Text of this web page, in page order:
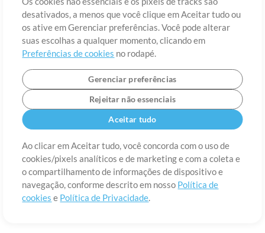
desativados, a menos que você clique em Aceitar tudo ou
os ative em Gerenciar preferências. Você pode alterar
suas escolhas a qualquer momento, clicando em
Preferências de cookies no rodapé.
Gerenciar preferências
Rejeitar não essenciais
Aceitar tudo
Ao clicar em Aceitar tudo, você concorda com o uso de
cookies/pixels analíticos e de marketing e com a coleta e
o compartilhamento de informações de dispositivo e
navegação, conforme descrito em nosso Política de
cookies e Política de Privacidade.